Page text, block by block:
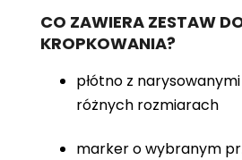
CO ZAWIERA ZESTAW
KROPKOWANIA?
płótno z
różnych rozmiarach
marker o wybranym